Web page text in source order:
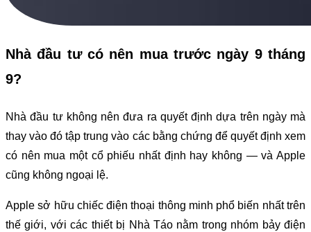
Nhà đầu tư có nên mua trước ngày 9 tháng
9?
Nhà đầu tư không nên đưa ra quyết định dựa trên ngày mà
thay vào đó tập trung vào các bằng chứng để quyết định xem
có nên mua một cổ phiếu nhất định hay không — và Apple
cũng không ngoại lệ.
Apple sở hữu chiếc điện thoại thông minh phổ biến nhất trên
thế giới, với các thiết bị Nhà Táo nằm trong nhóm bảy điện